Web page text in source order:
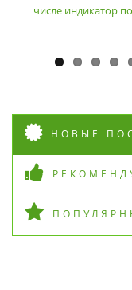
числе индикатор
НОВЫЕ